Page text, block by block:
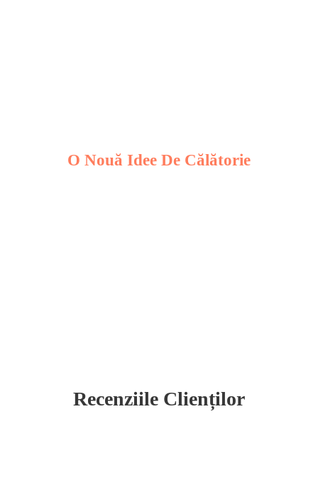
O Nouă Idee De Călătorie
Recenziile Clienților